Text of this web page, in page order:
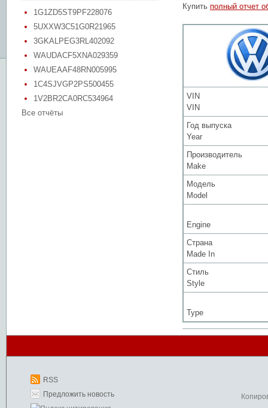
1G1ZD5ST9PF228076
5UXXW3C51G0R21965
3GKALPEG3RL402092
WAUDACF5XNA029359
WAUEAAF48RN005995
1C4SJVGP2PS500455
1V2BR2CA0RC534964
Все отчёты
Купить полный отчет
VIN
VIN
Год выпуска
Year
Производитель
Make
Модель
Model
Engine
Страна
Made In
Стиль
Style
Type
RSS
Предложить новость